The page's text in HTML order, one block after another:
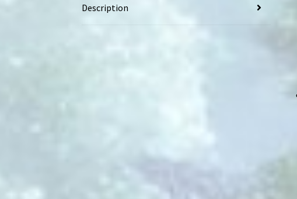
Description